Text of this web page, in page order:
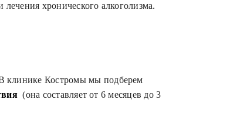
лечения хронического алкоголизма.
клинике Костромы мы подберем
(она составляет от 6 месяцев до 3